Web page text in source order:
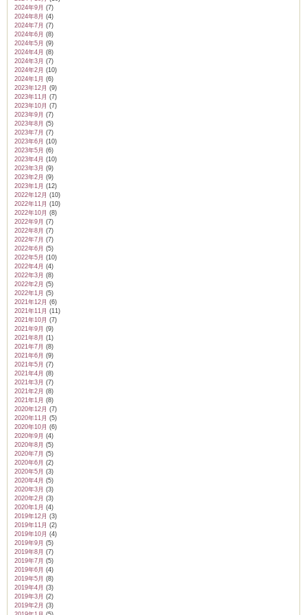
2024年9月 (7)
2024年8月 (4)
2024年7月 (7)
2024年6月 (8)
2024年5月 (9)
2024年4月 (8)
2024年3月 (7)
2024年2月 (10)
2024年1月 (6)
2023年12月 (9)
2023年11月 (7)
2023年10月 (7)
2023年9月 (7)
2023年8月 (5)
2023年7月 (7)
2023年6月 (10)
2023年5月 (6)
2023年4月 (10)
2023年3月 (9)
2023年2月 (9)
2023年1月 (12)
2022年12月 (10)
2022年11月 (10)
2022年10月 (8)
2022年9月 (7)
2022年8月 (7)
2022年7月 (7)
2022年6月 (5)
2022年5月 (10)
2022年4月 (4)
2022年3月 (8)
2022年2月 (5)
2022年1月 (5)
2021年12月 (6)
2021年11月 (11)
2021年10月 (7)
2021年9月 (9)
2021年8月 (1)
2021年7月 (8)
2021年6月 (9)
2021年5月 (7)
2021年4月 (8)
2021年3月 (7)
2021年2月 (8)
2021年1月 (8)
2020年12月 (7)
2020年11月 (5)
2020年10月 (6)
2020年9月 (4)
2020年8月 (5)
2020年7月 (5)
2020年6月 (2)
2020年5月 (3)
2020年4月 (5)
2020年3月 (3)
2020年2月 (3)
2020年1月 (4)
2019年12月 (3)
2019年11月 (2)
2019年10月 (4)
2019年9月 (5)
2019年8月 (7)
2019年7月 (5)
2019年6月 (4)
2019年5月 (8)
2019年4月 (3)
2019年3月 (2)
2019年2月 (3)